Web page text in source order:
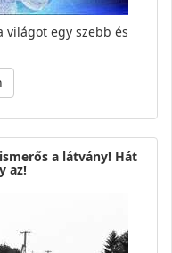
világot egy szebb és
a látvány! Hát
az!